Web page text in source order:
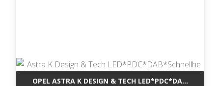
OPEL ASTRA K DESIGN & TECH